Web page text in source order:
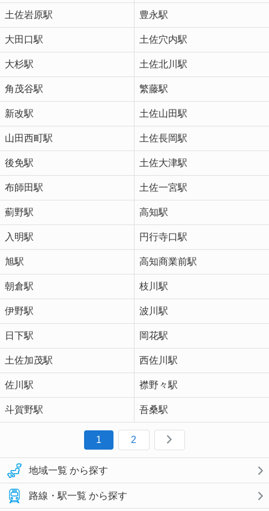
土佐岩原駅 豊永駅
大田口駅 土佐穴内駅
大杉駅 土佐北川駅
角茂谷駅 繁藤駅
新改駅 土佐山田駅
山田西町駅 土佐長岡駅
後免駅 土佐大津駅
布師田駅 土佐一宮駅
薊野駅 高知駅
入明駅 円行寺口駅
旭駅 高知商業前駅
朝倉駅 枝川駅
伊野駅 波川駅
日下駅 岡花駅
土佐加茂駅 西佐川駅
佐川駅 襟野々駅
斗賀野駅 吾桑駅
1 2
地域一覧 から探す
路線・駅一覧 から探す